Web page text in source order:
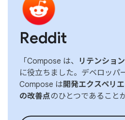
Reddit
「Compose は、
リテンショ
に役立ちました。デベロッパ
Compose は 開発エクスペリ
の改善点のひとつであること